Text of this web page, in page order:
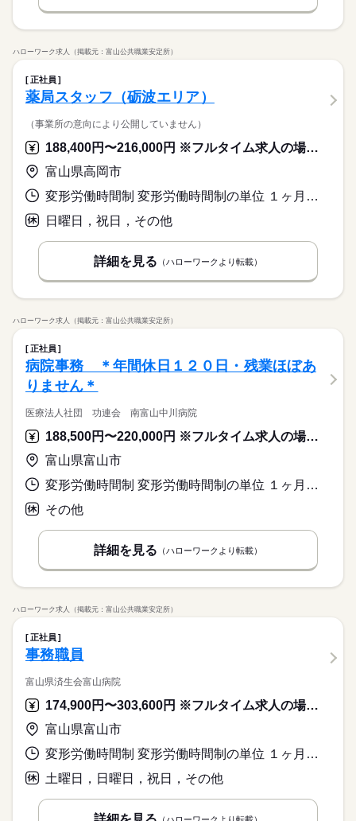
ハローワーク求人（掲載元：富山公共職業安定所）
正社員
薬局スタッフ（砺波エリア）
（事業所の意向により公開していません）
188,400円〜216,000円 ※フルタイム求人の場合は月額（換算額）、パート求人の場合は時間額を表示しています。
富山県高岡市
変形労働時間制 変形労働時間制の単位 １ヶ月単位 就業時間１ 9時00分〜17時45分 就業時間に関する特記事項 店舗により開局時間が異なるため、シフト制
日曜日，祝日，その他
詳細を見る （ハローワークより転載）
ハローワーク求人（掲載元：富山公共職業安定所）
正社員
病院事務 ＊年間休日１２０日・残業ほぼあ
りません＊
医療法人社団 功連会 南富山中川病院
188,500円〜220,000円 ※フルタイム求人の場合は月額（換算額）、パート求人の場合は時間額を表示しています。
富山県富山市
変形労働時間制 変形労働時間制の単位 １ヶ月単位 就業時間１ 7時45分〜16時30分 就業時間２ 8時30分〜17時15分 就業時間３ 9時15分〜18時00分 就業時間に関する特記事項 他：半日勤務（８：３０～１２：３０、１３：１５～１７：１５）
その他
詳細を見る （ハローワークより転載）
ハローワーク求人（掲載元：富山公共職業安定所）
正社員
事務職員
富山県済生会富山病院
174,900円〜303,600円 ※フルタイム求人の場合は月額（換算額）、パート求人の場合は時間額を表示しています。
富山県富山市
変形労働時間制 変形労働時間制の単位 １ヶ月単位 就業時間１ 8時30分〜17時30分 就業時間２ 14時30分〜23時30分 就業時間３ 17時30分〜8時30分 又は 13時00分〜22時00分 就業時間に関する特記事項 （１）基本的な労働時間
土曜日，日曜日，祝日，その他
（ハローワークより転載）